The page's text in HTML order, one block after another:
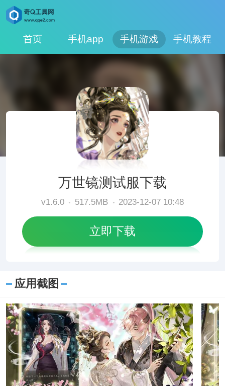
首页 手机app 手机游戏 手机教程
万世镜测试服下载
v1.6.0 517.5MB 2023-12-07 10:48
立即下载
应用截图